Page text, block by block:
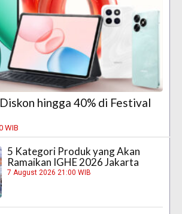
hingga 40% di Festival
WIB
5 Kategori Produk yang Akan
Ramaikan IGHE 2026 Jakarta
7 August 2026 21:00 WIB